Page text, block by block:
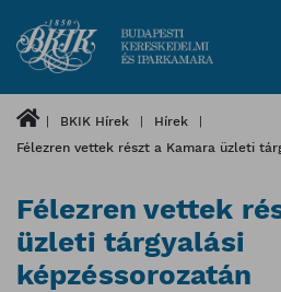
BKIK Hírek
Hírek
Félezren vettek részt a Kamara üzleti
Félezren vettek
üzleti tárgyalási
képzéssorozatán